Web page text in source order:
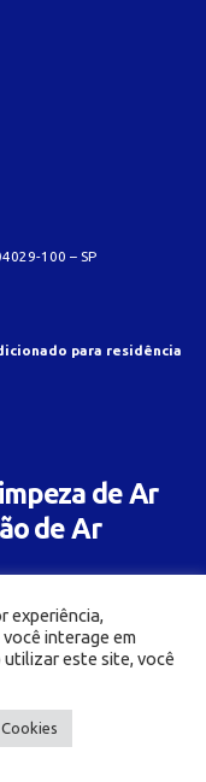
100 – SP
para residência
de Ar
de Ar
para residência e empresa -
experiência,
interage em
este site, você